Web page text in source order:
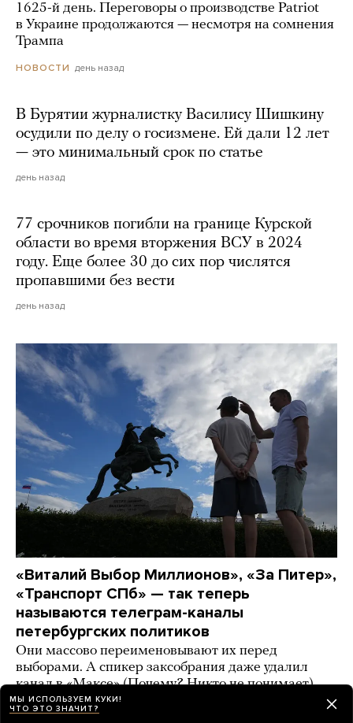
1625-й день. Переговоры о производстве Patriot
в Украине продолжаются — несмотря на сомнения
Трампа
НОВОСТИ день назад
В Бурятии журналистку Василису Шишкину
осудили по делу о госизмене. Ей дали 12 лет
— это минимальный срок по статье
день назад
77 срочников погибли на границе Курской
области во время вторжения ВСУ в 2024
году. Еще более 30 до сих пор числятся
пропавшими без вести
день назад
«Виталий Выбор Миллионов», «За Питер»,
«Транспорт СПб» — так теперь
называются телеграм-каналы
петербургских политиков
Они массово переименовывают их перед
выборами. А спикер заксобрания даже удалил
канал в «Максе» (Почему? Никто не понимает)
ИСТОРИИ день назад
МЫ ИСПОЛЬЗУЕМ КУКИ!
ЧТО ЭТО ЗНАЧИТ?